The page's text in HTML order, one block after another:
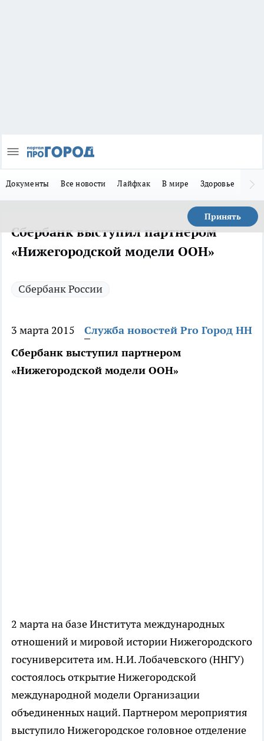
Документы Все новости Лайфхак В мире Здоровье
Принять
Сбербанк выступил партнером
«Нижегородской модели ООН»
Сбербанк России
3 марта 2015
Служба новостей Pro Город НН
Сбербанк выступил партнером
«Нижегородской модели ООН»
2 марта на базе Института международных
отношений и мировой истории Нижегородского
госуниверситета им. Н.И. Лобачевского (ННГУ)
состоялось открытие Нижегородской
международной модели Организации
объединенных наций. Партнером мероприятия
выступило Нижегородское головное отделение